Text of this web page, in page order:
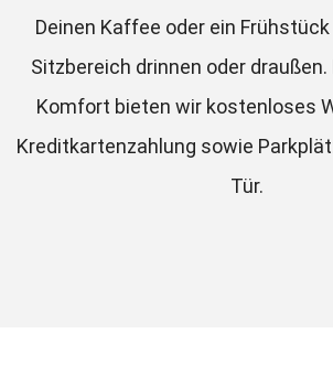
Deinen Kaffee oder ein
Sitzbereich drinnen oder
Komfort bieten wir kostenloses
Kreditkartenzahlung sowie
Tür.